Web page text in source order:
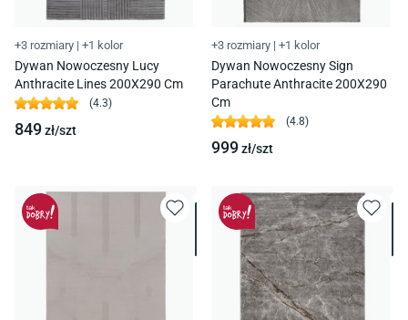
+3 rozmiary | +1 kolor
Dywan Nowoczesny Lucy
Anthracite Lines 200X290 Cm
(4.3)
849zł/szt
+3 rozmiary | +1 kolor
Dywan Nowoczesny Sign
Parachute Anthracite 200X290
Cm
(4.8)
999zł/szt